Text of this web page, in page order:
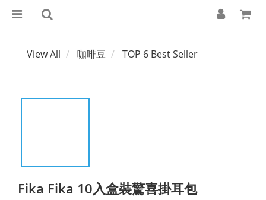
View All 咖啡豆 TOP 6 Best Seller
Fika Fika 10入盒裝驚喜掛耳包